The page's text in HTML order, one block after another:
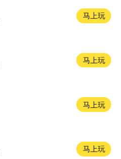
马上玩
马上玩
马上玩
马上玩